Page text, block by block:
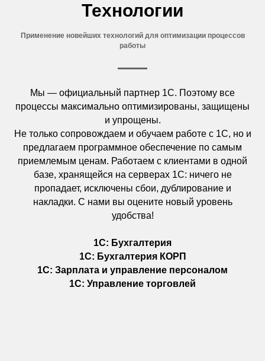
Технологии
Применение новейших технологий для оптимизации процессов
работы
Мы — официальный партнер 1С. Поэтому все
процессы максимально оптимизированы, защищены
и упрощены.
Не только сопровождаем и обучаем работе с 1С, но и
предлагаем программное обеспечение по самым
приемлемым ценам. Работаем с клиентами в одной
базе, хранящейся на серверах 1С: ничего не
пропадает, исключены сбои, дублирование и
накладки. С нами вы оцените новый уровень
удобства!
1С: Бухгалтерия
1С: Бухгалтерия КОРП
1С: Зарплата и управление персоналом
1С: Управление торговлей